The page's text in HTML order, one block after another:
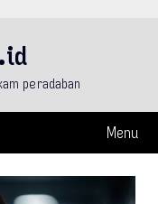
peradaban
Menu